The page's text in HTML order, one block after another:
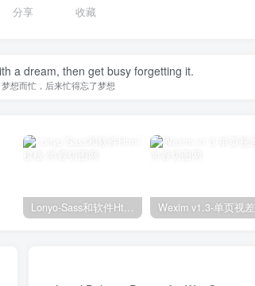
分享 收藏
a dream, then get busy forgetting it.
想而忙，后来忙得忘了梦想
Lonyo-Sass和软件Html模板 Wexim v1.3-单页视差